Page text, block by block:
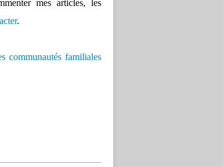
mes articles, les
.
communautés familiales